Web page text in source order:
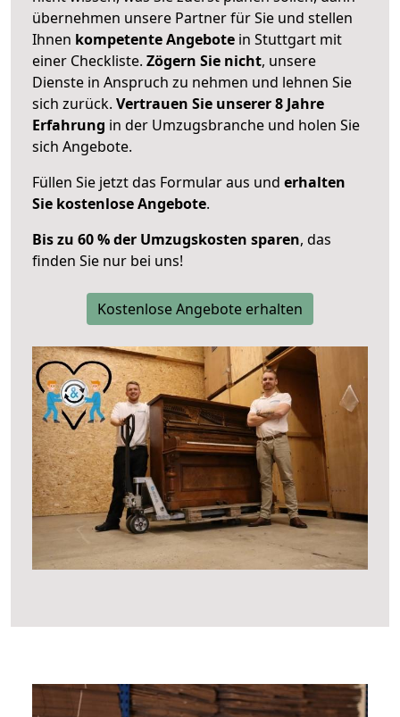
übernehmen unsere Partner für Sie und stellen
Ihnen kompetente Angebote in Stuttgart mit
einer Checkliste. Zögern Sie nicht, unsere
Dienste in Anspruch zu nehmen und lehnen Sie
sich zurück. Vertrauen Sie unserer 8 Jahre
Erfahrung in der Umzugsbranche und holen Sie
sich Angebote.
Füllen Sie jetzt das Formular aus und erhalten
Sie kostenlose Angebote.
Bis zu 60 % der Umzugskosten sparen, das
finden Sie nur bei uns!
Kostenlose Angebote erhalten